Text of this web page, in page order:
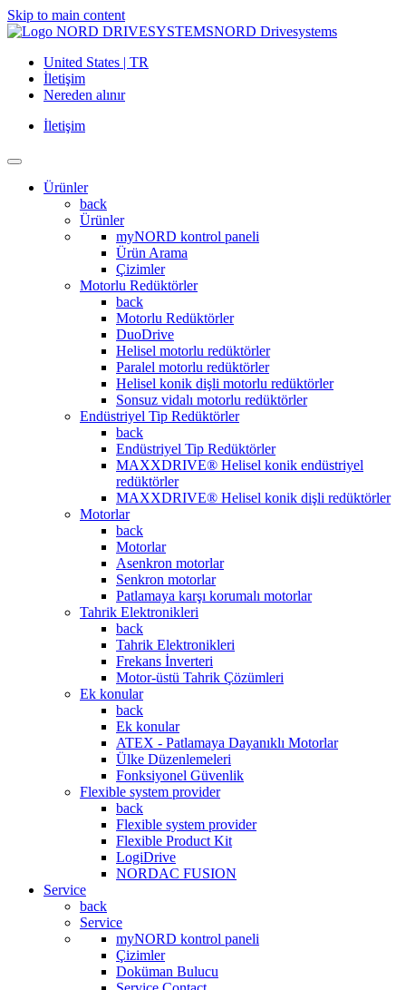
Skip to main content
NORD Drivesystems
United States | TR
İletişim
Nereden alınır
İletişim
Ürünler
back
Ürünler
myNORD kontrol paneli
Ürün Arama
Çizimler
Motorlu Redüktörler
back
Motorlu Redüktörler
DuoDrive
Helisel motorlu redüktörler
Paralel motorlu redüktörler
Helisel konik dişli motorlu redüktörler
Sonsuz vidalı motorlu redüktörler
Endüstriyel Tip Redüktörler
back
Endüstriyel Tip Redüktörler
MAXXDRIVE® Helisel konik endüstriyel
redüktörler
MAXXDRIVE® Helisel konik dişli redüktörler
Motorlar
back
Motorlar
Asenkron motorlar
Senkron motorlar
Patlamaya karşı korumalı motorlar
Tahrik Elektronikleri
back
Tahrik Elektronikleri
Frekans İnverteri
Motor-üstü Tahrik Çözümleri
Ek konular
back
Ek konular
ATEX - Patlamaya Dayanıklı Motorlar
Ülke Düzenlemeleri
Fonksiyonel Güvenlik
Flexible system provider
back
Flexible system provider
Flexible Product Kit
LogiDrive
NORDAC FUSION
Service
back
Service
myNORD kontrol paneli
Çizimler
Doküman Bulucu